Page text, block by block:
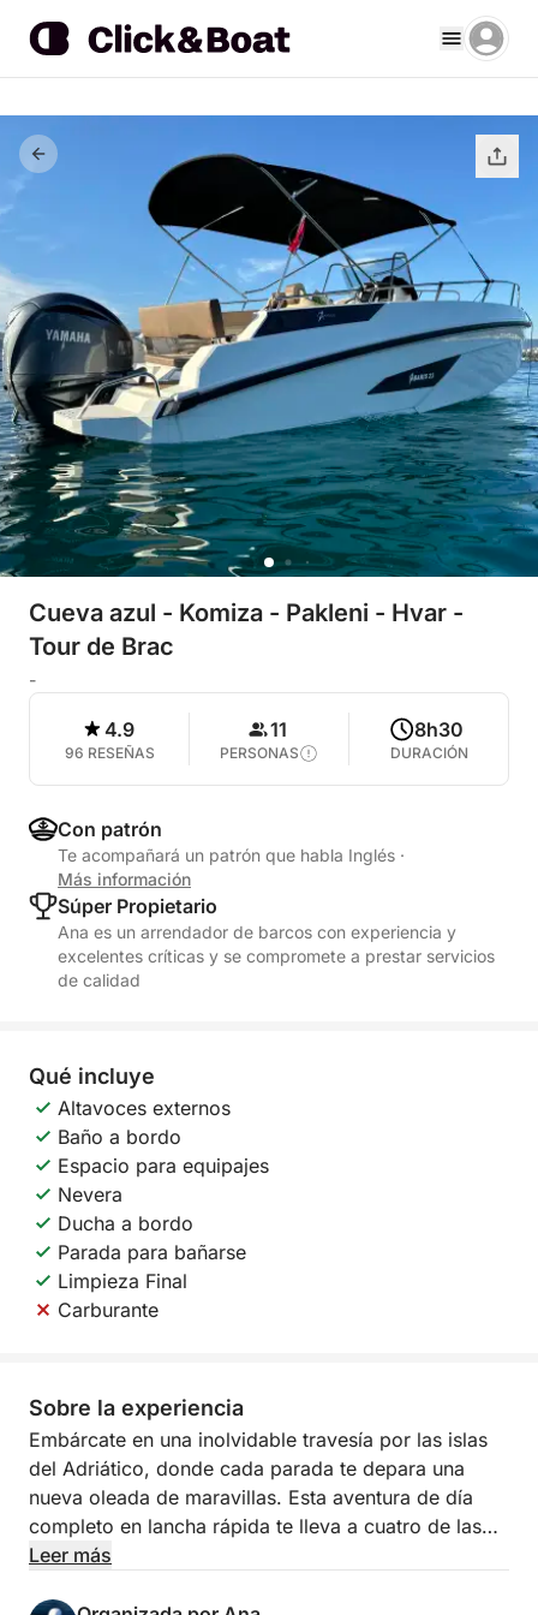
Cueva azul - Komiza - Pakleni - Hvar -
Tour de Brac
-
4.9
96 RESEÑAS
11
PERSONAS
8h30
DURACIÓN
Con patrón
Te acompañará un patrón que habla Inglés ·
Más información
Súper Propietario
Ana es un arrendador de barcos con experiencia y
excelentes críticas y se compromete a prestar servicios
de calidad
Qué incluye
Altavoces externos
Baño a bordo
Espacio para equipajes
Nevera
Ducha a bordo
Parada para bañarse
Limpieza Final
Carburante
Sobre la experiencia
Embárcate en una inolvidable travesía por las islas
del Adriático, donde cada parada te depara una
nueva oleada de maravillas. Esta aventura de día
completo en lancha rápida te lleva a cuatro de las
islas más encantadoras de Dalmacia: Biševo, Vis,
Leer más